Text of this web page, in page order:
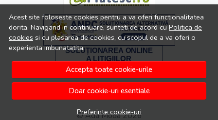
Acest site foloseste cookies pentru a va oferi functionalitatea
dorita. Navigand in continuare, sunteti de acord cuPolitica de
cookies si cu plasarea de cookies, cu scopul de a va oferi o
experienta imbunatatita.
Accepta toate cookie-urile
Doar cookie-uri esentiale
Preferinte cookie-uri
© Ada Moda 2026